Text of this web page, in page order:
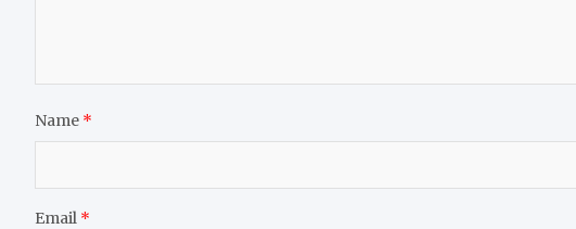
Name *
Email *